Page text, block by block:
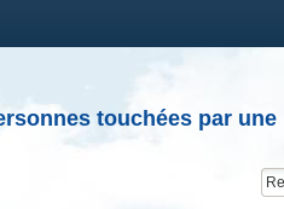
touchées par une